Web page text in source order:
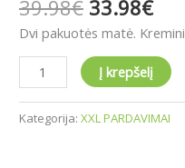
39.98€ 33.98€
Dvi pakuotės matė.
Į krepšelį
Kategorija: XXL PARDAVIMAI